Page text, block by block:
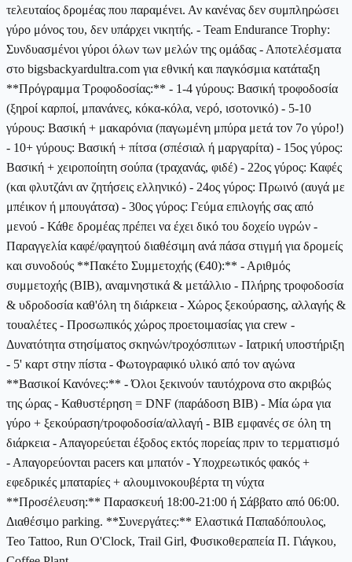
τελευταίος δρομέας που παραμένει. Αν κανένας δεν συμπληρώσει
γύρο μόνος του, δεν υπάρχει νικητής. - Team Endurance Trophy:
Συνδυασμένοι γύροι όλων των μελών της ομάδας - Αποτελέσματα
στο bigsbackyardultra.com για εθνική και παγκόσμια κατάταξη
**Πρόγραμμα Τροφοδοσίας:** - 1-4 γύρους: Βασική τροφοδοσία
(ξηροί καρποί, μπανάνες, κόκα-κόλα, νερό, ισοτονικό) - 5-10
γύρους: Βασική + μακαρόνια (παγωμένη μπύρα μετά τον 7ο γύρο!)
- 10+ γύρους: Βασική + πίτσα (σπέσιαλ ή μαργαρίτα) - 15ος γύρος:
Βασική + χειροποίητη σούπα (τραχανάς, φιδέ) - 22ος γύρος: Καφές
(και φλυτζάνι αν ζητήσεις ελληνικό) - 24ος γύρος: Πρωινό (αυγά με
μπέικον ή μπουγάτσα) - 30ος γύρος: Γεύμα επιλογής σας από
μενού - Κάθε δρομέας πρέπει να έχει δικό του δοχείο υγρών -
Παραγγελία καφέ/φαγητού διαθέσιμη ανά πάσα στιγμή για δρομείς
και συνοδούς **Πακέτο Συμμετοχής (€40):** - Αριθμός
συμμετοχής (BIB), αναμνηστικά & μετάλλιο - Πλήρης τροφοδοσία
& υδροδοσία καθ'όλη τη διάρκεια - Χώρος ξεκούρασης, αλλαγής &
τουαλέτες - Προσωπικός χώρος προετοιμασίας για crew -
Δυνατότητα στησίματος σκηνών/τροχόσπιτων - Ιατρική υποστήριξη
- 5' καρτ στην πίστα - Φωτογραφικό υλικό από τον αγώνα
**Βασικοί Κανόνες:** - Όλοι ξεκινούν ταυτόχρονα στο ακριβώς
της ώρας - Καθυστέρηση = DNF (παράδοση BIB) - Μία ώρα για
γύρο + ξεκούραση/τροφοδοσία/αλλαγή - BIB εμφανές σε όλη τη
διάρκεια - Απαγορεύεται έξοδος εκτός πορείας πριν το τερματισμό
- Απαγορεύονται pacers και μπατόν - Υποχρεωτικός φακός +
εφεδρικές μπαταρίες + αλουμινοκουβέρτα τη νύχτα
**Προσέλευση:** Παρασκευή 18:00-21:00 ή Σάββατο από 06:00.
Διαθέσιμο parking. **Συνεργάτες:** Ελαστικά Παπαδόπουλος,
Teo Tattoo, Run O'Clock, Trail Girl, Φυσικοθεραπεία Π. Γιάγκου,